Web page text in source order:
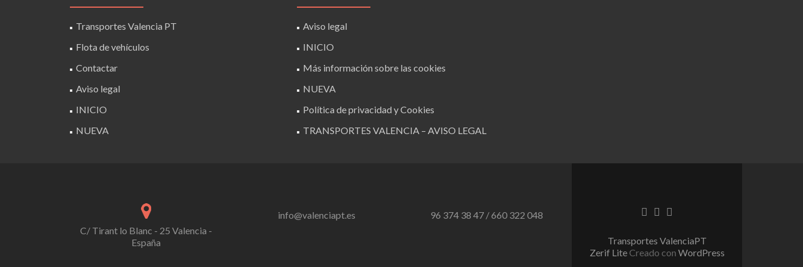
Transportes Valencia PT
Flota de vehículos
Contactar
Aviso legal
INICIO
NUEVA
Aviso legal
INICIO
Más información sobre las cookies
NUEVA
Política de privacidad y Cookies
TRANSPORTES VALENCIA – AVISO LEGAL
C/ Tirant lo Blanc - 25 Valencia -
España
info@valenciapt.es 96 374 38 47 / 660 322 048
Go
Facebook
Go
Twitter
Go
Linkedin
Transportes ValenciaPT
Zerif Lite Creado con WordPress